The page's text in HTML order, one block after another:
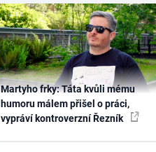
Martyho frky: Táta kvůli mému
humoru málem přišel o práci,
vypráví kontroverzní Řezník